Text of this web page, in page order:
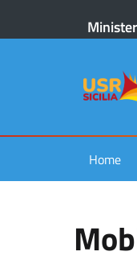
Home